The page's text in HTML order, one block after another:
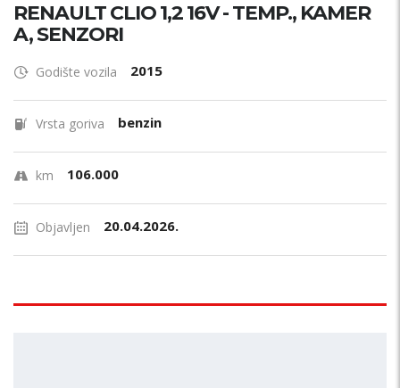
RENAULT CLIO 1,2 16V - TEMP., KAMER
A, SENZORI
Godište vozila 2015
Vrsta goriva benzin
km 106.000
Objavljen 20.04.2026.